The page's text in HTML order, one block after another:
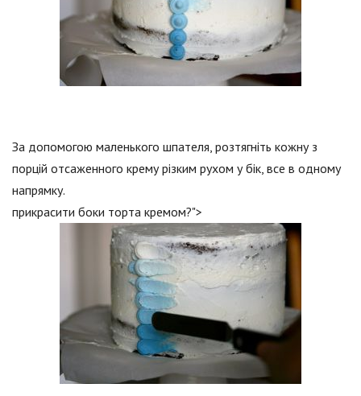
За допомогою маленького шпателя, розтягніть кожну з
порцій отсаженного крему різким рухом у бік, все в одному
напрямку.
прикрасити боки торта кремом?">